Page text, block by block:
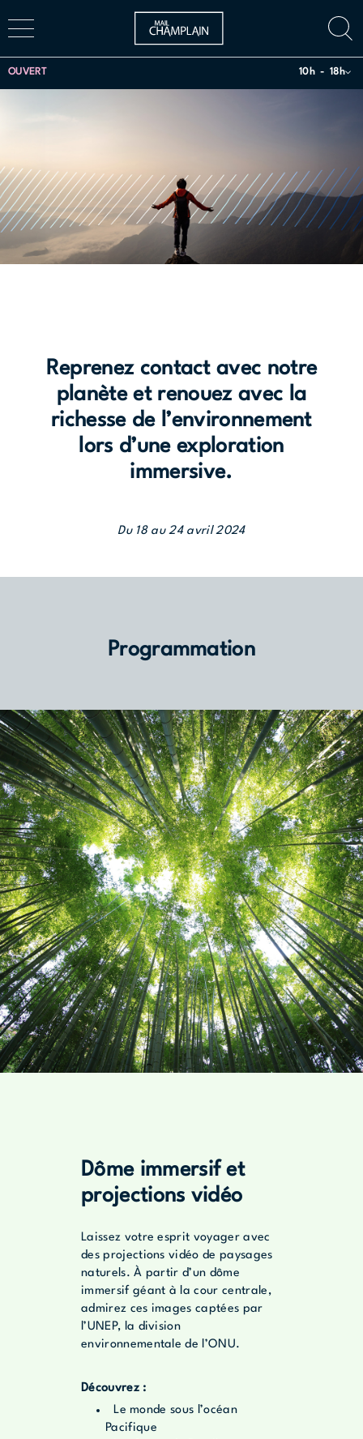
OUVERT 10h 18h
Reprenez contact avec notre
planète et renouez avec la
richesse de l’environnement
lors d’une exploration
immersive.
Du 18 au 24 avril 2024
Programmation
Dôme immersif et
projections vidéo
Laissez votre esprit voyager avec
des projections vidéo de paysages
naturels. À partir d’un dôme
immersif géant à la cour centrale,
admirez ces images captées par
l’UNEP, la division
environnementale de l’ONU.
Découvrez :
Le monde sous l’océan
Pacifique